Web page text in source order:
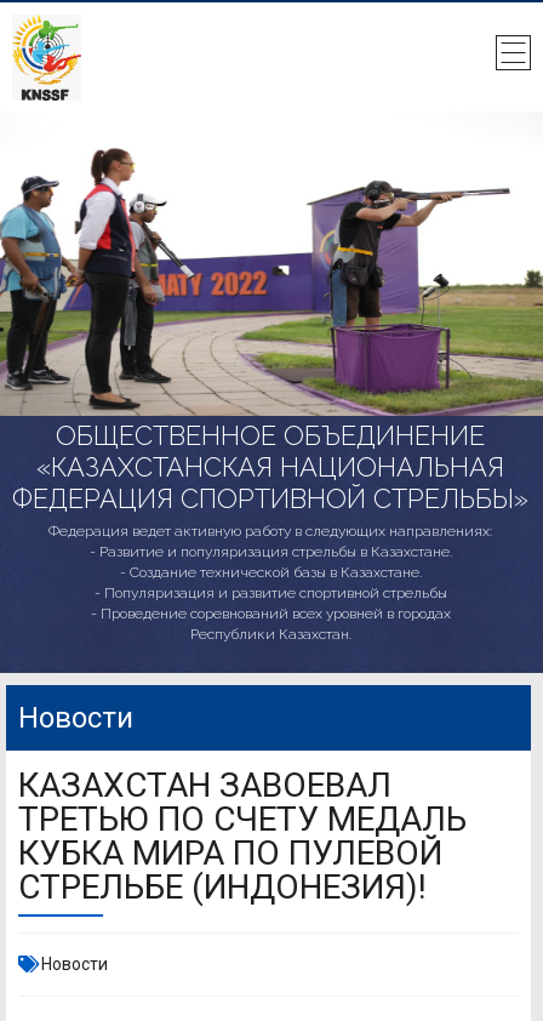
ОБЩЕСТВЕННОЕ ОБЪЕДИНЕНИЕ
«КАЗАХСТАНСКАЯ НАЦИОНАЛЬНАЯ
ФЕДЕРАЦИЯ СПОРТИВНОЙ СТРЕЛЬБЫ»
Федерация ведет активную работу в следующих направлениях:
- Развитие и популяризация стрельбы в Казахстане.
- Создание технической базы в Казахстане.
- Популяризация и развитие спортивной стрельбы
- Проведение соревнований всех уровней в городах
Республики Казахстан.
Новости
КАЗАХСТАН ЗАВОЕВАЛ
ТРЕТЬЮ ПО СЧЕТУ МЕДАЛЬ
КУБКА МИРА ПО ПУЛЕВОЙ
СТРЕЛЬБЕ (ИНДОНЕЗИЯ)!
Новости